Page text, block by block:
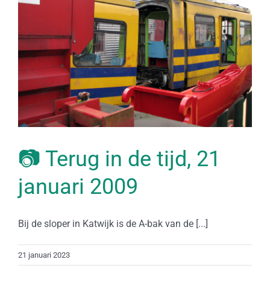
📷 Terug in de tijd, 21
januari 2009
Bij de sloper in Katwijk is de A-bak van de [...]
21 januari 2023